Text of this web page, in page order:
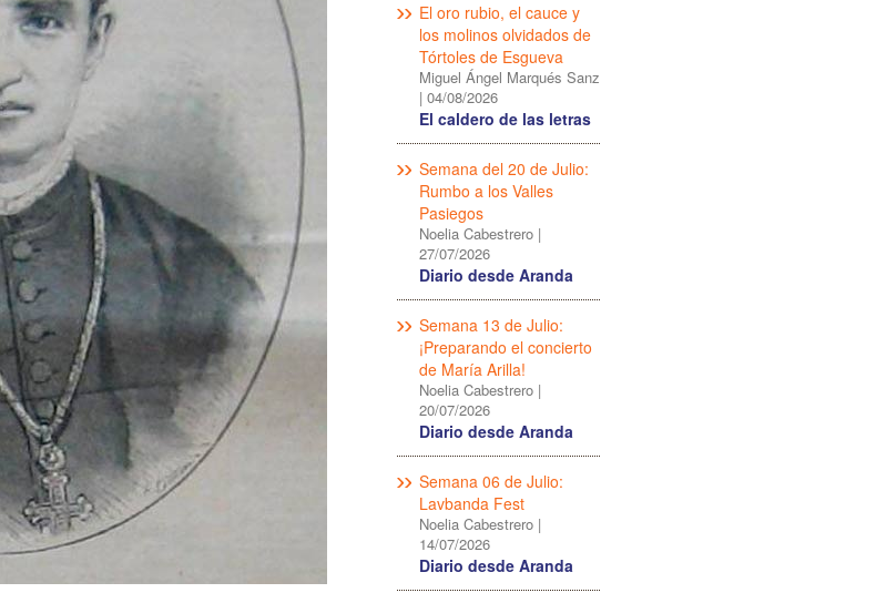
El oro rubio, el cauce y
los molinos olvidados de
Tórtoles de Esgueva
Miguel Ángel Marqués Sanz
| 04/08/2026
El caldero de las letras
Semana del 20 de Julio:
Rumbo a los Valles
Pasiegos
Noelia Cabestrero|
27/07/2026
Diario desde Aranda
Semana 13 de Julio:
¡Preparando el concierto
de María Arilla!
Noelia Cabestrero|
20/07/2026
Diario desde Aranda
Semana 06 de Julio:
Lavbanda Fest
Noelia Cabestrero|
14/07/2026
Diario desde Aranda